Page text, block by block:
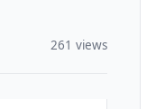
261 views